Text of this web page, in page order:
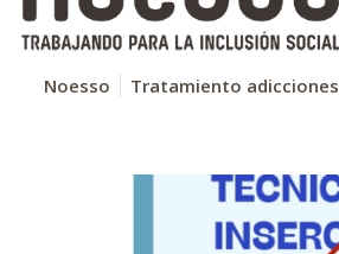
Noesso Tratamiento adicciones